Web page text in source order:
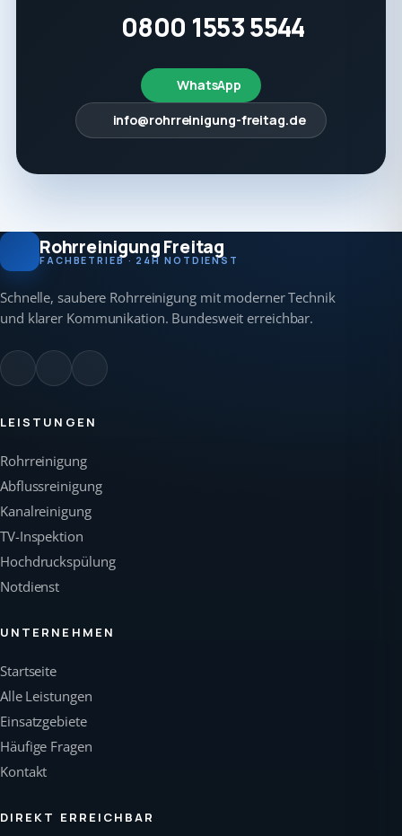
0800 1553 5544
WhatsApp
info@rohrreinigung-freitag.de
Rohrreinigung Freitag
FACHBETRIEB · 24H NOTDIENST
Schnelle, saubere Rohrreinigung mit moderner Technik
und klarer Kommunikation. Bundesweit erreichbar.
LEISTUNGEN
Rohrreinigung
Abflussreinigung
Kanalreinigung
TV-Inspektion
Hochdruckspülung
Notdienst
UNTERNEHMEN
Startseite
Alle Leistungen
Einsatzgebiete
Häufige Fragen
Kontakt
DIREKT ERREICHBAR